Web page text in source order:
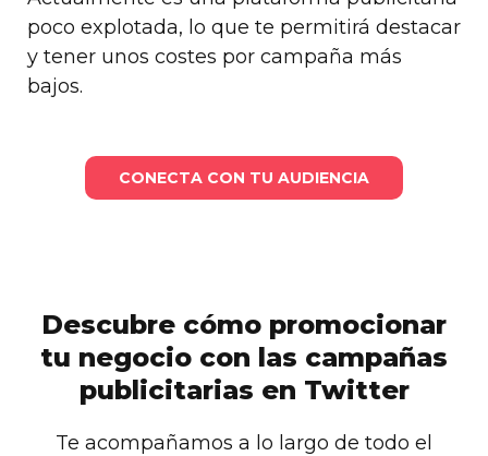
poco explotada, lo que te permitirá destacar
y tener unos costes por campaña más
bajos.
CONECTA CON TU AUDIENCIA
Descubre cómo promocionar
tu negocio con las campañas
publicitarias en Twitter
Te acompañamos a lo largo de todo el